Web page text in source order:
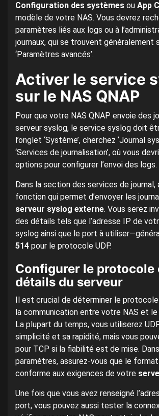
Configuration des systèmes ou App
modèle de votre NAS. Vous devrez
paramètres liés aux logs ou à
journaux, qui se trouvent généralement
‘Paramètres avancés’.
Activer le service
sur le NAS QNAP
Pour que votre NAS QNAP envoie des
serveur syslog, le service syslog doit
l’onglet ‘Système’, cherchez ‘Journal
‘Services de journalisation’, où vous
options pour configurer l’envoi des logs.
Dans la section des services de journal,
fonction qui permet d’envoyer les
serveur syslog externe. Vous serez
des détails tels que l’adresse IP de
syslog ainsi que le port à
514 pour le protocole UDP.
Configurer le protocole
détails du serveur
Il est crucial de déterminer le
la communication entre votre NAS et le
La plupart du temps, vous utiliserez
simplicité et sa rapidité, mais vous
pour TCP si la fiabilité est de mise.
paramètres, assurez-vous que le
conforme aux exigences de votre
Une fois que vous avez renseigné
port, vous pouvez aussi tester la